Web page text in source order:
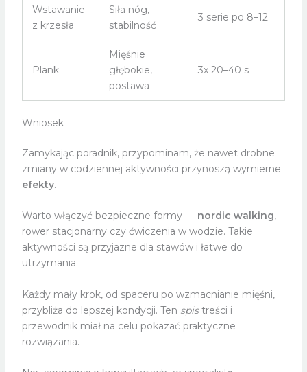
Wstawanie
z krzesła
Siła nóg,
stabilność
3 serie po 8–12
Plank
Mięśnie
głębokie,
postawa
3x 20–40 s
Wniosek
Zamykając poradnik, przypominam, że nawet drobne
zmiany w codziennej aktywności przynoszą wymierne
efekty.
Warto włączyć bezpieczne formy — nordic walking,
rower stacjonarny czy ćwiczenia w wodzie. Takie
aktywności są przyjazne dla stawów i łatwe do
utrzymania.
Każdy mały krok, od spaceru po wzmacnianie mięśni,
przybliża do lepszej kondycji. Ten spistreści i
przewodnik miał na celu pokazać praktyczne
rozwiązania.